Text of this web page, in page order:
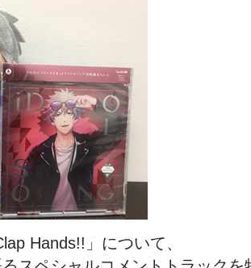
Hands!!」について、